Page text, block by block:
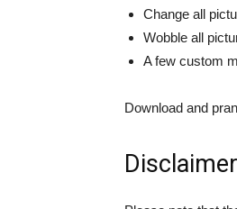
Change all
Wobble all
A few custom
Download and
Disclaimer